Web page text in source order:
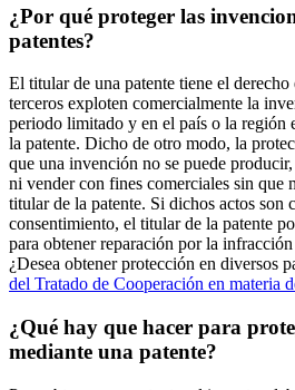
¿Por qué proteger las
patentes?
El titular de una patente tiene el
terceros exploten comercialmente la
periodo limitado y en el país o la región
la patente. Dicho de otro modo, la
que una invención no se puede
ni vender con fines comerciales sin que
titular de la patente. Si dichos actos son
consentimiento, el titular de la patente
para obtener reparación por la infracción
¿Desea obtener protección en diversos
del Tratado de Cooperación en materia
¿Qué hay que hacer para
mediante una patente?